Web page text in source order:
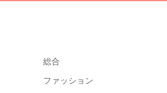
総合
ファッション